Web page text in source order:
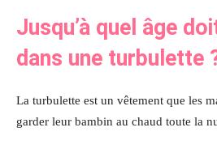
Jusqu’à quel âge
dans une turbulette
La turbulette est un vêtement que les
garder leur bambin au chaud toute la